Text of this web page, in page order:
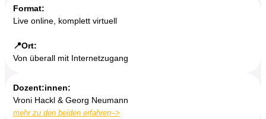
Format:
Live online, komplett virtuell
📍Ort:
Von überall mit Internetzugang
Dozent:innen:
Vroni Hackl & Georg Neumann
mehr zu den beiden erfahren–>